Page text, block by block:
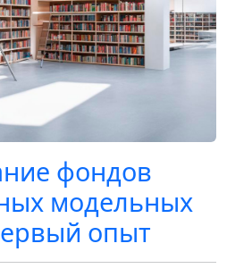
фондов
модельных
опыт